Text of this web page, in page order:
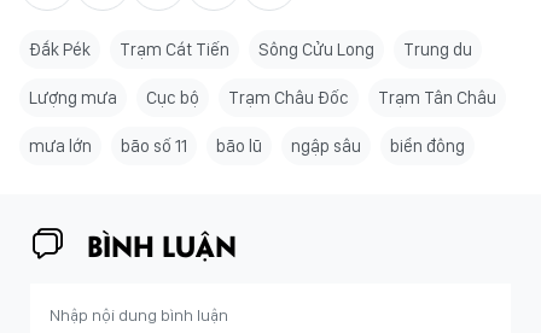
Đắk Pék Trạm Cát Tiến Sông Cửu Long Trung du
Lượng mưa Cục bộ Trạm Châu Đốc Trạm Tân Châu
mưa lớn bão số 11 bão lũ ngập sâu biển đông
BÌNH LUẬN